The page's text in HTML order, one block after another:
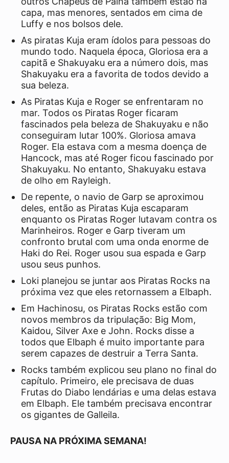
capa, mas menores, sentados em cima de
Luffy e nos bolsos dele.
As piratas Kuja eram ídolos para pessoas do
mundo todo. Naquela época, Gloriosa era a
capitã e Shakuyaku era a número dois, mas
Shakuyaku era a favorita de todos devido a
sua beleza.
As Piratas Kuja e Roger se enfrentaram no
mar. Todos os Piratas Roger ficaram
fascinados pela beleza de Shakuyaku e não
conseguiram lutar 100%. Gloriosa amava
Roger. Ela estava com a mesma doença de
Hancock, mas até Roger ficou fascinado por
Shakuyaku. No entanto, Shakuyaku estava
de olho em Rayleigh.
De repente, o navio de Garp se aproximou
deles, então as Piratas Kuja escaparam
enquanto os Piratas Roger lutavam contra os
Marinheiros. Roger e Garp tiveram um
confronto brutal com uma onda enorme de
Haki do Rei. Roger usou sua espada e Garp
usou seus punhos.
Loki planejou se juntar aos Piratas Rocks na
próxima vez que eles retornassem a Elbaph.
Em Hachinosu, os Piratas Rocks estão com
novos membros da tripulação: Big Mom,
Kaidou, Silver Axe e John. Rocks disse a
todos que Elbaph é muito importante para
serem capazes de destruir a Terra Santa.
Rocks também explicou seu plano no final do
capítulo. Primeiro, ele precisava de duas
Frutas do Diabo lendárias e uma delas estava
em Elbaph. Ele também precisava encontrar
os gigantes de Galleila.
PAUSA NA PRÓXIMA SEMANA!